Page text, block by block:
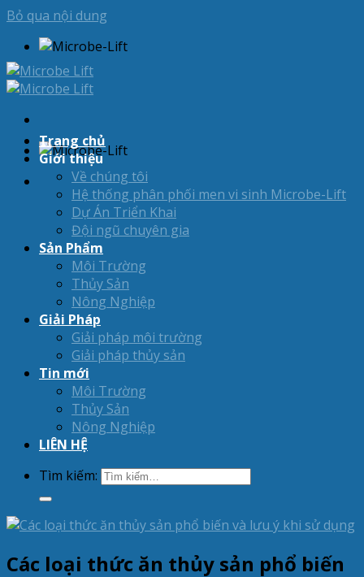
Bỏ qua nội dung
Trang chủ
Giới thiệu
Về chúng tôi
Hệ thống phân phối men vi sinh Microbe-Lift
Dự Án Triển Khai
Đội ngũ chuyên gia
Sản Phẩm
Môi Trường
Thủy Sản
Nông Nghiệp
Giải Pháp
Giải pháp môi trường
Giải pháp thủy sản
Tin mới
Môi Trường
Thủy Sản
Nông Nghiệp
LIÊN HỆ
Tìm kiếm:
Các loại thức ăn thủy sản phổ biến